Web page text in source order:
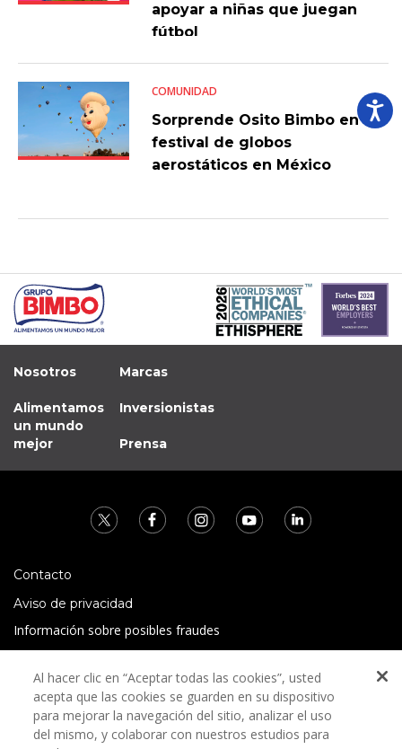
apoyar a niñas que juegan
fútbol
COMUNIDAD
Sorprende Osito Bimbo en
festival de globos
aerostáticos en México
Nosotros
Alimentamos
un mundo
mejor
Marcas
Inversionistas
Prensa
Contacto
Aviso de privacidad
Información sobre posibles fraudes
Términos y condiciones
Al hacer clic en “Aceptar todas las cookies”, usted
acepta que las cookies se guarden en su dispositivo
para mejorar la navegación del sitio, analizar el uso
del mismo, y colaborar con nuestros estudios para